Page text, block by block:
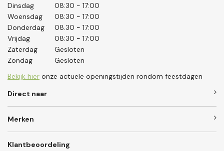
Dinsdag
08:30 - 17:00
Woensdag
08:30 - 17:00
Donderdag
08.30 - 17:00
Vrijdag
08:30 - 17:00
Zaterdag
Gesloten
Zondag
Gesloten
Bekijk hier onze actuele openingstijden rondom feestdagen
Direct naar
Merken
Klantbeoordeling